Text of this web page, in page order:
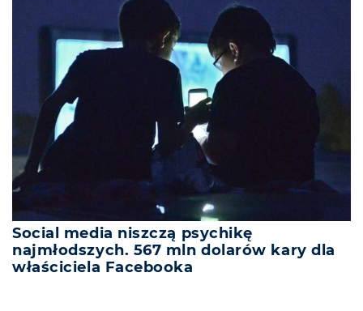
Social media niszczą psychikę
najmłodszych. 567 mln dolarów kary dla
właściciela Facebooka